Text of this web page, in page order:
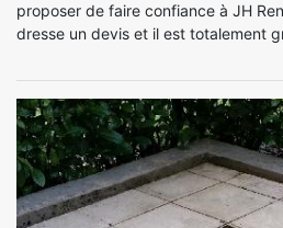
proposer de faire confiance à JH
dresse un devis et il est totalement